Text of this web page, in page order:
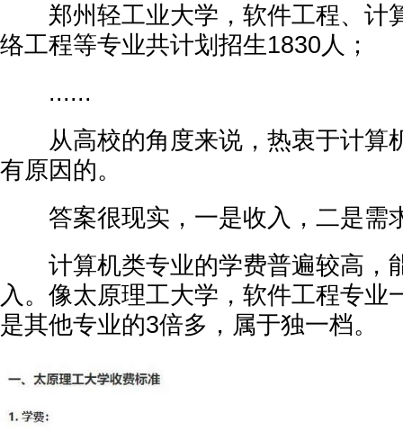
郑州轻工业大学，软件工程、计
络工程等专业共计划招生1830人；
......
从高校的角度来说，热衷于计算
有原因的。
答案很现实，一是收入，二是需
计算机类专业的学费普遍较高，
入。像太原理工大学，软件工程专业
是其他专业的3倍多，属于独一档。